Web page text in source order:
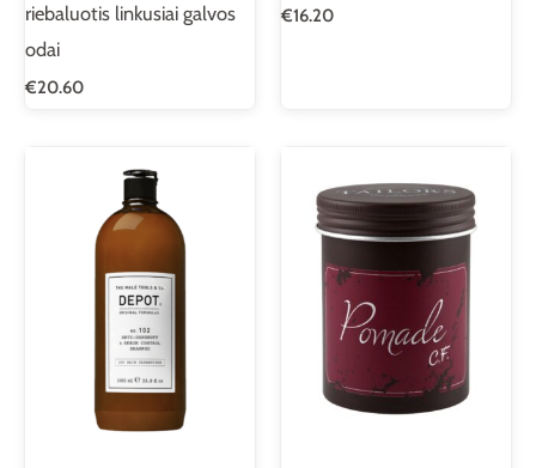
riebaluotis linkusiai galvos
odai
€20.60
€16.20